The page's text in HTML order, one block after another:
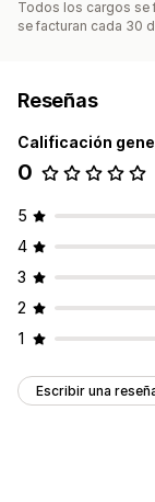
Todos los cargos se
se facturan cada 30
Reseñas
Calificación
0
5
4
3
2
1
Escribir una